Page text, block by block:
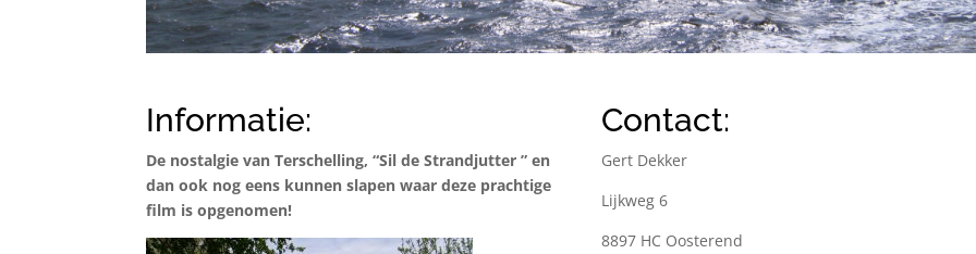
Informatie:
De nostalgie van Terschelling, “Sil de Strandjutter ” en
dan ook nog eens kunnen slapen waar deze prachtige
film is opgenomen!
Contact:
Gert Dekker
Lijkweg 6
8897 HC Oosterend